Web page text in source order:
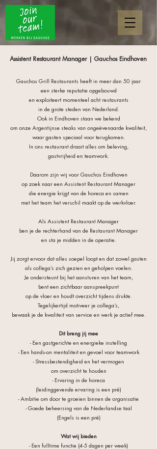
Assistent Restaurant Manager | Gauchos Eindhoven
Gauchos Grill Restaurants heeft in meer dan 50 jaar
een sterke reputatie opgebouwd
en exploiteert momenteel acht restaurants
in de grote steden van Nederland.
Ook in Eindhoven staan we bekend
om onze Argentijnse steaks van ongeëvenaarde kwaliteit,
waar gasten speciaal voor terugkomen.
In ons restaurant draait alles om beleving,
gastvrijheid en teamwork.
Daarom zijn wij voor Gauchos Eindhoven
op zoek naar een Assistent Restaurant Manager
die energie krijgt van de horeca en samen
met het team het verschil maakt op de werkvloer.
Als Assistent Restaurant Manager
ben je de rechterhand van de Restaurant Manager
en sta je midden in de operatie.
Jij zorgt ervoor dat alles soepel loopt en dat zowel gasten
als collega’s zich gezien en geholpen voelen.
Je ondersteunt bij het aansturen van het team,
bent een zichtbaar aanspreekpunt
op de vloer en houdt overzicht tijdens drukte.
Tegelijkertijd motiveer je collega’s,
bewaak je de kwaliteit van service en werk je actief mee.
Dit breng jij mee
- Een gastgerichte en energieke instelling
- Een hands-on mentaliteit en gevoel voor teamwork
- Stressbestendigheid en het vermogen
om overzicht te houden
- Ervaring in de horeca
(leidinggevende ervaring is een pré)
- Ambitie om door te groeien binnen de organisatie
- Goede beheersing van de Nederlandse taal
(Engels is een pré)
Wat wij bieden
- Een fulltime functie (4-5 dagen per week)